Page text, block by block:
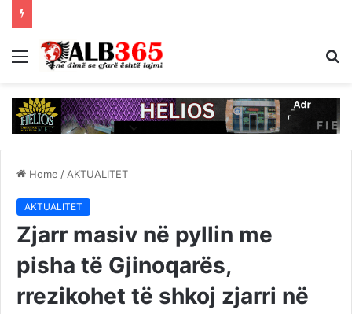
Menu
Home / AKTUALITET
AKTUALITET
Zjarr masiv në pyllin me
pisha të Gjinoqarës,
rrezikohet të shkoj zjarri në